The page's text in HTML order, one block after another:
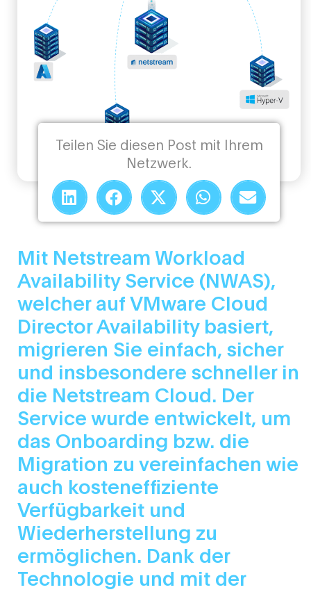
Teilen Sie diesen Post mit Ihrem
Netzwerk.
Mit Netstream Workload
Availability Service (NWAS),
welcher auf VMware Cloud
Director Availability basiert,
migrieren Sie einfach, sicher
und insbesondere schneller in
die Netstream Cloud. Der
Service wurde entwickelt, um
das Onboarding bzw. die
Migration zu vereinfachen wie
auch kosteneffiziente
Verfügbarkeit und
Wiederherstellung zu
ermöglichen. Dank der
Technologie und mit der